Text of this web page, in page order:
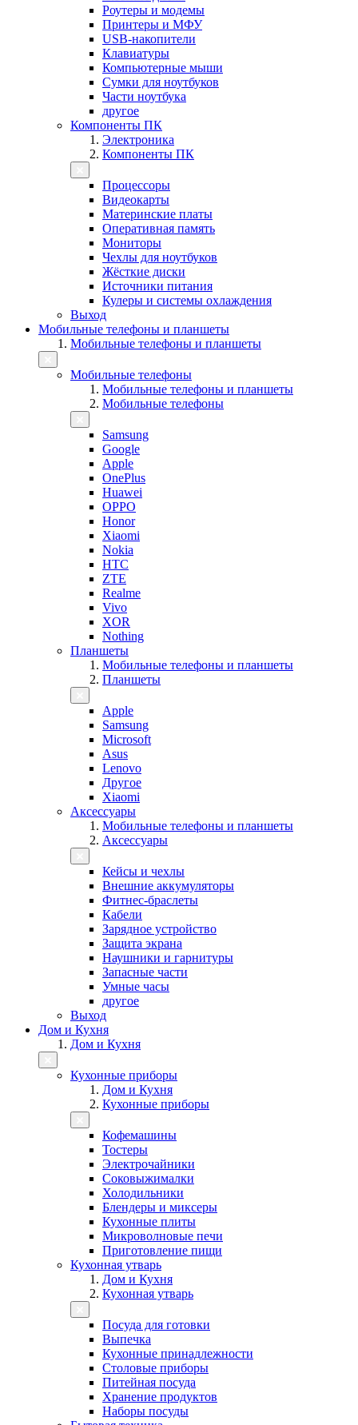
Роутеры и модемы
Принтеры и МФУ
USB-накопители
Клавиатуры
Компьютерные мыши
Сумки для ноутбуков
Части ноутбука
другое
Компоненты ПК
Электроника
Компоненты ПК
Процессоры
Видеокарты
Материнские платы
Оперативная память
Мониторы
Чехлы для ноутбуков
Жёсткие диски
Источники питания
Кулеры и системы охлаждения
Выход
Мобильные телефоны и планшеты
Мобильные телефоны и планшеты
Мобильные телефоны
Мобильные телефоны и планшеты
Мобильные телефоны
Samsung
Google
Apple
OnePlus
Huawei
OPPO
Honor
Xiaomi
Nokia
HTC
ZTE
Realme
Vivo
XOR
Nothing
Планшеты
Мобильные телефоны и планшеты
Планшеты
Apple
Samsung
Microsoft
Asus
Lenovo
Другое
Xiaomi
Аксессуары
Мобильные телефоны и планшеты
Аксессуары
Кейсы и чехлы
Внешние аккумуляторы
Фитнес-браслеты
Кабели
Зарядное устройство
Защита экрана
Наушники и гарнитуры
Запасные части
Умные часы
другое
Выход
Дом и Кухня
Дом и Кухня
Кухонные приборы
Дом и Кухня
Кухонные приборы
Кофемашины
Тостеры
Электрочайники
Соковыжималки
Холодильники
Блендеры и миксеры
Кухонные плиты
Микроволновые печи
Приготовление пищи
Кухонная утварь
Дом и Кухня
Кухонная утварь
Посуда для готовки
Выпечка
Кухонные принадлежности
Столовые приборы
Питейная посуда
Хранение продуктов
Наборы посуды